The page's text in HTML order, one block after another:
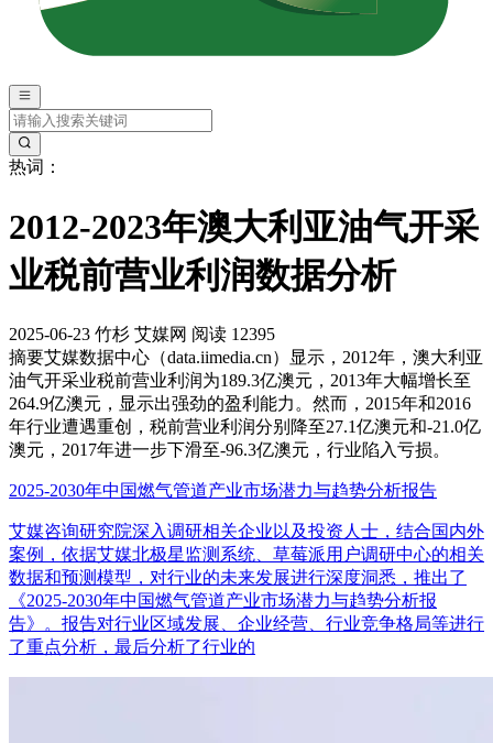
热词：
2012-2023年澳大利亚油气开采
业税前营业利润数据分析
2025-06-23 竹杉 艾媒网 阅读 12395
摘要艾媒数据中心（data.iimedia.cn）显示，2012年，澳大利亚
油气开采业税前营业利润为189.3亿澳元，2013年大幅增长至
264.9亿澳元，显示出强劲的盈利能力。然而，2015年和2016
年行业遭遇重创，税前营业利润分别降至27.1亿澳元和-21.0亿
澳元，2017年进一步下滑至-96.3亿澳元，行业陷入亏损。
2025-2030年中国燃气管道产业市场潜力与趋势分析报告
艾媒咨询研究院深入调研相关企业以及投资人士，结合国内外
案例，依据艾媒北极星监测系统、草莓派用户调研中心的相关
数据和预测模型，对行业的未来发展进行深度洞悉，推出了
《2025-2030年中国燃气管道产业市场潜力与趋势分析报
告》。报告对行业区域发展、企业经营、行业竞争格局等进行
了重点分析，最后分析了行业的